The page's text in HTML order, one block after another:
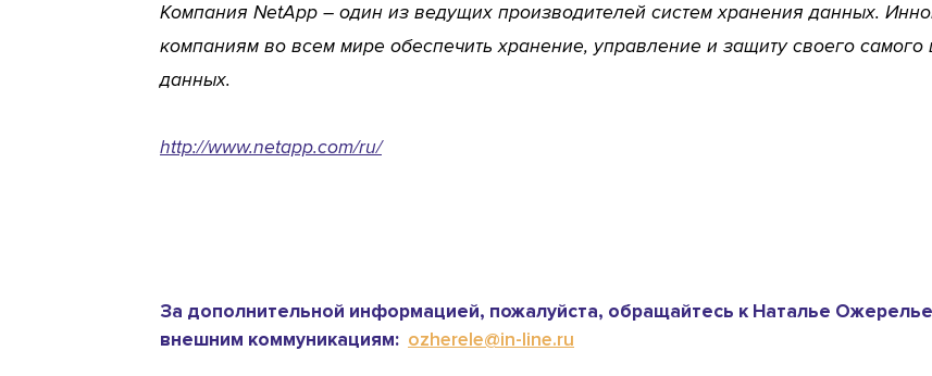
Компания NetApp – один из ведущих производителей систем хранения данных.
компаниям во всем мире обеспечить хранение, управление и защиту своего самого
данных.
http://www.netapp.com/ru/
За дополнительной информацией, пожалуйста, обращайтесь к Наталье
внешним коммуникациям: ozherele@in-line.ru